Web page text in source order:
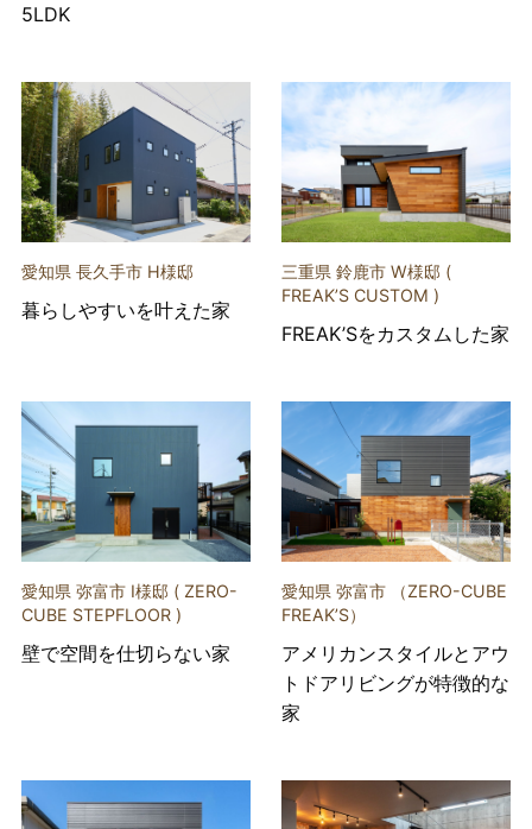
5LDK
愛知県 長久手市 H様邸
暮らしやすいを叶えた家
三重県 鈴鹿市 W様邸 (
FREAK’S CUSTOM )
FREAK’Sをカスタムした家
愛知県 弥富市 I様邸 ( ZERO-
CUBE STEPFLOOR )
壁で空間を仕切らない家
愛知県 弥富市 （ZERO-CUBE
FREAK’S）
アメリカンスタイルとアウ
トドアリビングが特徴的な
家